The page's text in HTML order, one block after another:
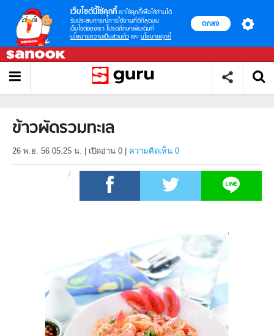
เว็บไซต์นี้ใช้คุกกี้ เราใช้คุกกี้เพื่อให้ท่านได้
รับประสบการณ์การใช้งานที่ดีที่สุดบน
เว็บไซต์ของเรา โปรดศึกษาเพิ่มเติมที่
นโยบายความเป็นส่วนตัว และ นโยบายคุกกี้
ตกลง
ข้าวผัดรวมทะเล
26 พ.ย. 56 05.25 น. เปิดอ่าน 0 ความคิดเห็น 0